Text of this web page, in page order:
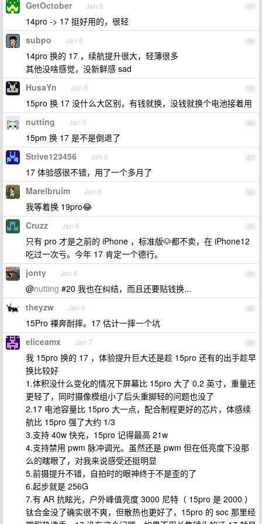
17
GetOctober Jan 6
14pro -> 17 挺好用的，很轻
18
subpo Jan 6
14pro 换的 17 ，续航提升很大，轻薄很多
其他没啥感觉，没新鲜感 sad
19
HusaYn Jan 6
15pro 换 17 没什么大区别，有钱就换，没钱就换个电池接着用
20
nutting Jan 6
15pm 换 17 是不是倒退了
21
Strive123456 Jan 6
17 体验感很不错，用了一个多月了
22
Marelbruim Jan 6
我等着换 19pro😂
23
Cruzz Jan 6
只有 pro 才是之前的 iPhone ，标准版🐶都不卖，在 iPhone12
吃过一次亏。今年 17 肯定一个德行。
24
jonty Jan 6
@nutting #20 我也在纠结，而且还要贴钱换...
25
theyzw Jan 6
15Pro 裸奔耐摔。17 估计一摔一个坑
26
eliceamx Jan 7
我 15pro 换的 17 ，体验提升巨大还是趁 15pro 还有的出手趁早
换比较好
1.体积没什么变化的情况下屏幕比 15pro 大了 0.2 英寸，重量还
更轻了，同时摄像模组小了后头重脚轻的问题也没了
2.17 电池容量比 15pro 大一点，配合制程更好的芯片，体感续
航比 15pro 强了大约 1/3
3.支持 40w 快充，15pro 记得最高 21w
4.支持禁用 pwm 脉冲调光。虽然还是 pwm 但在低亮度下没那
么的瞎眼了，对我来说感受还挺明显
5.前摄提升不错，自拍时的眼神终于不是歪的了
6.起步就是 256G
7.有 AR 抗眩光，户外峰值亮度 3000 尼特（ 15pro 是 2000 ）
钛合金没了确实很不爽，但散热也更好了，15pro 的 soc 那里经